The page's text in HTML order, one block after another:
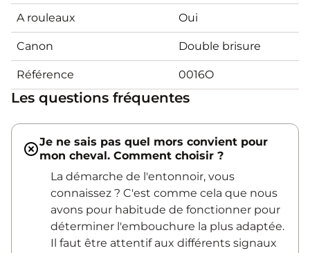
A rouleaux Oui
Canon Double brisure
Référence 0016O
Les questions fréquentes
Je ne sais pas quel mors convient pour
mon cheval. Comment choisir ?
La démarche de l'entonnoir, vous
connaissez ? C'est comme cela que nous
avons pour habitude de fonctionner pour
déterminer l'embouchure la plus adaptée.
Il faut être attentif aux différents signaux